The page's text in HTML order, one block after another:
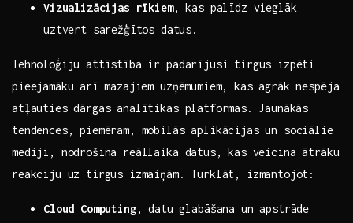
Vizualizācijas rīkiem, kas palīdz vieglāk
uztvert sarežģītos datus.
Tehnoloģiju attīstība ir padarījusi tirgus izpēti
pieejamāku arī⁣ mazajiem uzņēmumiem, kas agrāk nespēja
atļauties dārgas analītikas platformas. ⁤Jaunākās
tendences,‍ piemēram, mobilās aplikācijas un sociālie
mediji, nodrošina reāllaika datus, ⁤kas veicina ātrāku
reakciju uz tirgus izmaiņām. Turklāt,​ izmantojot:
Cloud ‍Computing, datu glabāšana un apstrāde⁣